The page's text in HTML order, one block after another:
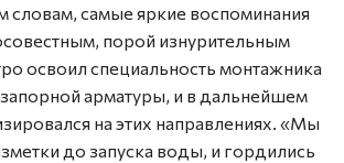
словам, самые яркие воспоминания
порой изнурительным
освоил специальность монтажника
арматуры, и в дальнейшем
на этих направлениях. «Мы
до запуска воды, и гордились